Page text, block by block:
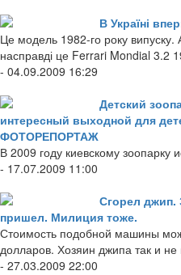
В Україні
Це модель 1982-го року
насправді це Ferrari Mondial 3.2
- 04.09.2009 16:29
Детский
интересный выходной для
ФОТОРЕПОРТАЖ
В 2009 году киевскому
- 17.07.2009 11:00
Сгорел джип.
пришел. Милиция тоже.
Стоимость подобной машины
долларов. Хозяин джипа так и не
- 27.03.2009 22:00